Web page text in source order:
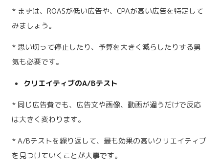
* まずは、ROASが低い広告や、CPAが高い広告を特定して
みましょう。
* 思い切って停止したり、予算を大きく減らしたりする勇
気も必要です。
クリエイティブのA/Bテスト
* 同じ広告費でも、広告文や画像、動画が違うだけで反応
は大きく変わります。
* A/Bテストを繰り返して、最も効果の高いクリエイティブ
を見つけていくことが大事です。